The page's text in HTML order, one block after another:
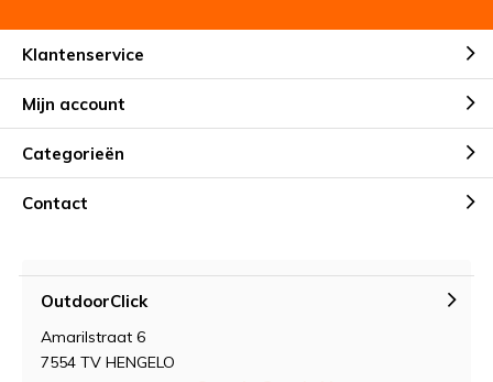
Klantenservice
Mijn account
Categorieën
Contact
OutdoorClick
Amarilstraat 6
7554 TV HENGELO